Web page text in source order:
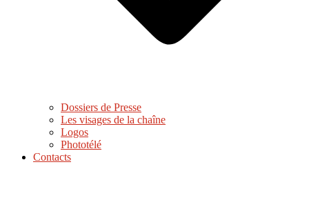
Dossiers de Presse
Les visages de la chaîne
Logos
Phototélé
Contacts